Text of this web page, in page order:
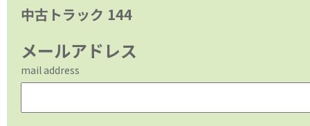
中古トラック 144
メールアドレス
mail address